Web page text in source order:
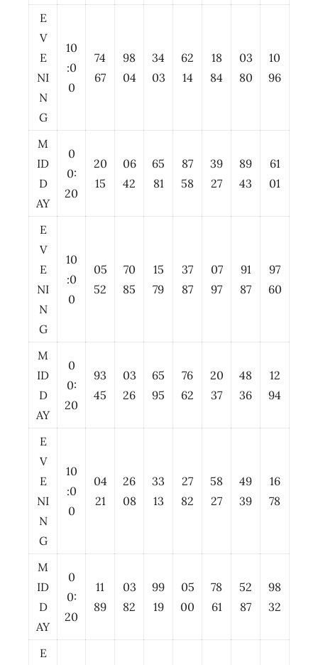
E
V
E
NI
N
G
10
:0
0
74
67
98
04
34
03
62
14
18
84
03
80
10
96
M
ID
D
AY
0
0:
20
20
15
06
42
65
81
87
58
39
27
89
43
61
01
E
V
E
NI
N
G
10
:0
0
05
52
70
85
15
79
37
87
07
97
91
87
97
60
M
ID
D
AY
0
0:
20
93
45
03
26
65
95
76
62
20
37
48
36
12
94
E
V
E
NI
N
G
10
:0
0
04
21
26
08
33
13
27
82
58
27
49
39
16
78
M
ID
D
AY
0
0:
20
11
89
03
82
99
19
05
00
78
61
52
87
98
32
E